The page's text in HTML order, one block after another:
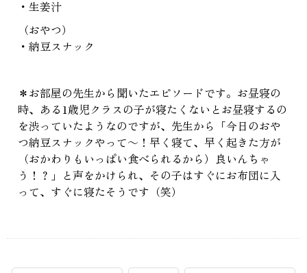
・生姜汁
（おやつ）
・納豆スナック
＊お部屋の先生から聞いたエピソードです。お昼寝の
時、ある1歳児クラスの子が寝たくないとお昼寝するの
を渋っていたようなのですが、先生から「今日のおや
つ納豆スナックやって～！早く寝て、早く起きた方が
（おかわりもいっぱい食べられるから）良いんちゃ
う！？」と声をかけられ、その子はすぐにお布団に入
って、すぐに寝たそうです（笑）